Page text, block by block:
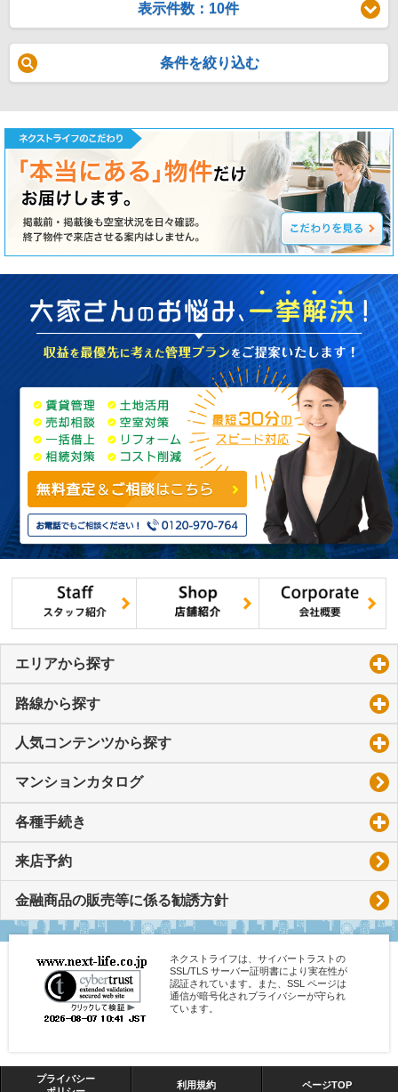
表示件数：10件
条件を絞り込む
エリアから探す
路線から探す
人気コンテンツから探す
マンションカタログ
各種手続き
来店予約
金融商品の販売等に係る勧誘方針
ネクストライフは、サイバートラストの
SSL/TLS サーバー証明書により実在性が
認証されています。また、SSL ページは
通信が暗号化されプライバシーが守られ
ています。
プライバシー
利用規約 ページTOP